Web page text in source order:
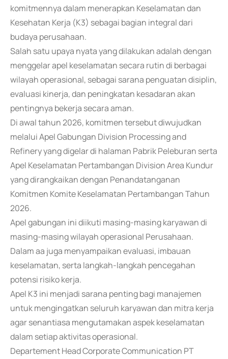
komitmennya dalam menerapkan Keselamatan dan
Kesehatan Kerja (K3) sebagai bagian integral dari
budaya perusahaan.
Salah satu upaya nyata yang dilakukan adalah dengan
menggelar apel keselamatan secara rutin di berbagai
wilayah operasional, sebagai sarana penguatan disiplin,
evaluasi kinerja, dan peningkatan kesadaran akan
pentingnya bekerja secara aman.
Di awal tahun 2026, komitmen tersebut diwujudkan
melalui Apel Gabungan Division Processing and
Refinery yang digelar di halaman Pabrik Peleburan serta
Apel Keselamatan Pertambangan Division Area Kundur
yang dirangkaikan dengan Penandatanganan
Komitmen Komite Keselamatan Pertambangan Tahun
2026.
Apel gabungan ini diikuti masing-masing karyawan di
masing-masing wilayah operasional Perusahaan.
Dalam aa juga menyampaikan evaluasi, imbauan
keselamatan, serta langkah-langkah pencegahan
potensi risiko kerja.
Apel K3 ini menjadi sarana penting bagi manajemen
untuk mengingatkan seluruh karyawan dan mitra kerja
agar senantiasa mengutamakan aspek keselamatan
dalam setiap aktivitas operasional.
Departement Head Corporate Communication PT